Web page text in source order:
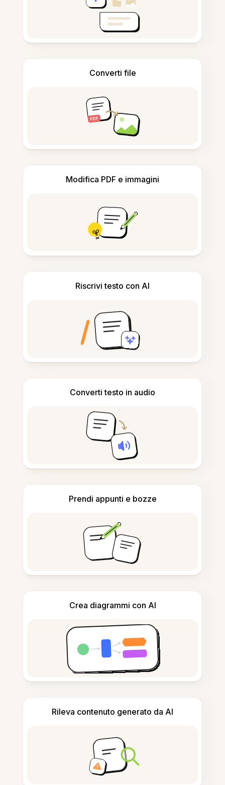
Converti file
Modifica PDF e immagini
Riscrivi testo con AI
Converti testo in audio
Prendi appunti e bozze
Crea diagrammi con AI
Rileva contenuto generato da AI